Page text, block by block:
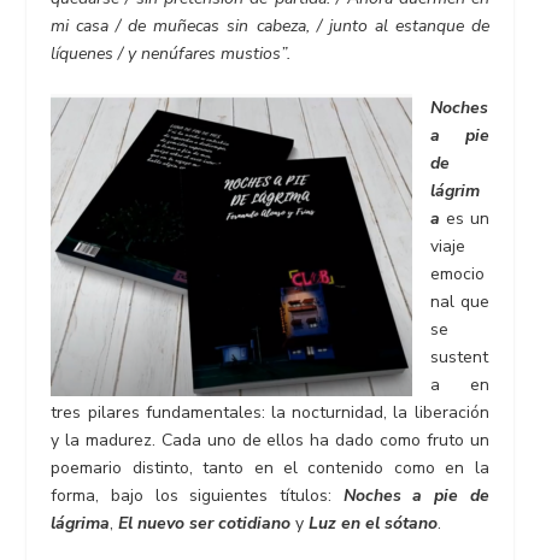
mi casa / de muñecas sin cabeza, / junto al estanque de
líquenes / y nenúfares mustios”.
Noches
a pie
de
lágrim
a es un
viaje
emocio
nal que
se
sustent
a en
tres pilares fundamentales: la nocturnidad, la liberación
y la madurez. Cada uno de ellos ha dado como fruto un
poemario distinto, tanto en el contenido como en la
forma, bajo los siguientes títulos: Noches a pie de
lágrima,El nuevo ser cotidiano yLuz en el sótano.